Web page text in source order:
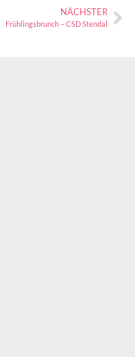
NÄCHSTER
Frühlingsbrunch – CSD Stendal